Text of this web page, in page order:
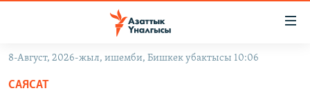
Навигацияга
өтүңүз
8-Август, 2026-жыл, ишемби, Бишкек убактысы 10:06
САЯСАТ